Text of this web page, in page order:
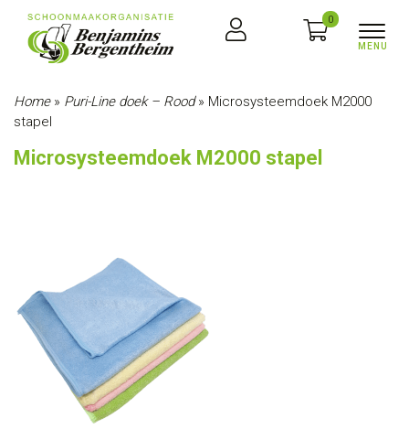
0
Home» Puri-Line doek – Rood» Microsysteemdoek M2000
stapel
Microsysteemdoek M2000 stapel